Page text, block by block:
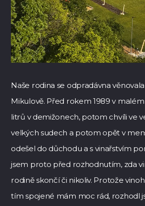
Naše rodina se odpradávna
Mikulově. Před rokem 1989 v
litrů v demižonech, potom chvíli ve
velkých sudech a potom opět v
odešel do důchodu a s vinařstvím
jsem proto před rozhodnutím, zda
rodině skončí či nikoliv. Protože
tím spojené mám moc rád, rozhodl